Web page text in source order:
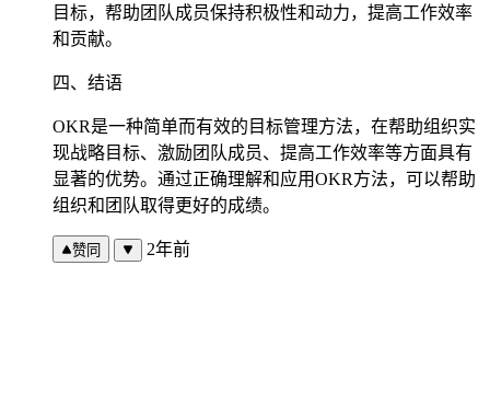
目标，帮助团队成员保持积极性和动力，提高工作效率
和贡献。
四、结语
OKR是一种简单而有效的目标管理方法，在帮助组织实
现战略目标、激励团队成员、提高工作效率等方面具有
显著的优势。通过正确理解和应用OKR方法，可以帮助
组织和团队取得更好的成绩。
赞同 2年前